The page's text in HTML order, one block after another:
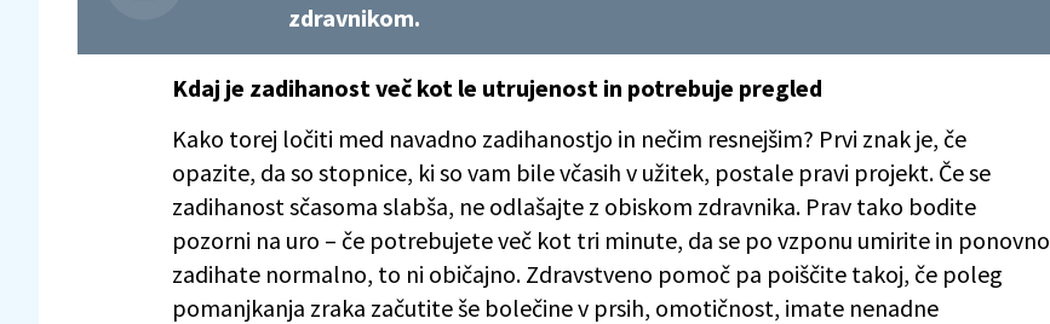
zdravnikom.
Kdaj je zadihanost več kot le utrujenost in potrebuje pregled
Kako torej ločiti med navadno zadihanostjo in nečim resnejšim? Prvi znak je, če
opazite, da so stopnice, ki so vam bile včasih v užitek, postale pravi projekt. Če se
zadihanost sčasoma slabša, ne odlašajte z obiskom zdravnika. Prav tako bodite
pozorni na uro – če potrebujete več kot tri minute, da se po vzponu umirite in ponovno
zadihate normalno, to ni običajno. Zdravstveno pomoč pa poiščite takoj, če poleg
pomanjkanja zraka začutite še bolečine v prsih, omotičnost, imate nenadne